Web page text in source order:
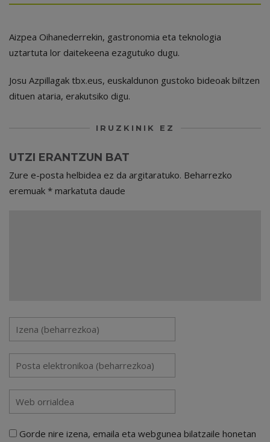
Aizpea Oihanederrekin, gastronomia eta teknologia
uztartuta lor daitekeena ezagutuko dugu.
Josu Azpillagak tbx.eus, euskaldunon gustoko bideoak biltzen
dituen ataria, erakutsiko digu.
IRUZKINIK EZ
UTZI ERANTZUN BAT
Zure e-posta helbidea ez da argitaratuko. Beharrezko
eremuak * markatuta daude
Gorde nire izena, emaila eta webgunea bilatzaile honetan